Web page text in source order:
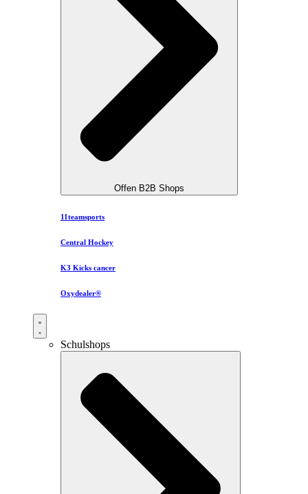
Offen B2B Shops
11teamsports
Central Hockey
K3 Kicks cancer
Oxydealer®
Schulshops